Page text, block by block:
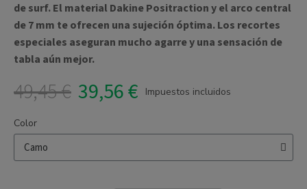
de surf. El material Dakine Positraction y el arco central
de 7 mm te ofrecen una sujeción óptima. Los recortes
especiales aseguran mucho agarre y una sensación de
tabla aún mejor.
49,45 € 39,56 € Impuestos incluidos
Color